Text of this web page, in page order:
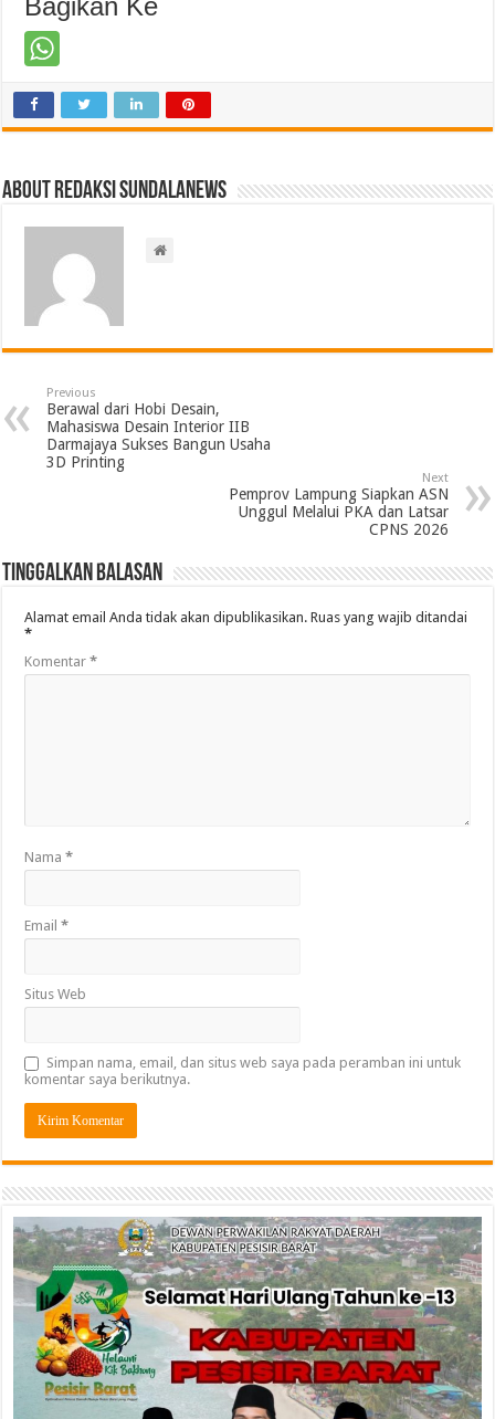
Bagikan Ke
About Redaksi Sundalanews
Previous
Berawal dari Hobi Desain,
Mahasiswa Desain Interior IIB
Darmajaya Sukses Bangun Usaha
3D Printing
Next
Pemprov Lampung Siapkan ASN
Unggul Melalui PKA dan Latsar
CPNS 2026
Tinggalkan Balasan
Alamat email Anda tidak akan dipublikasikan. Ruas yang wajib ditandai
*
Komentar*
Nama*
Email*
Situs Web
Simpan nama, email, dan situs web saya pada peramban ini untuk
komentar saya berikutnya.